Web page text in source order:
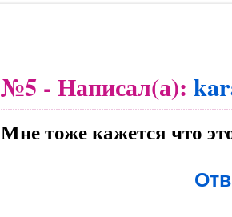
№5 - Написал(а):
Мне тоже кажется что